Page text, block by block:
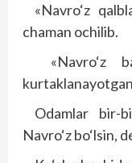
«Navro‘z
chaman ochilib.
«Navro‘z
Odamlar bir-
Navro‘z bo‘lsin,